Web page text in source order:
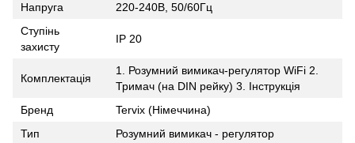
Напруга
220-240В, 50/60Гц
Ступінь
захисту
IP 20
Комплектація
1. Розумний вимикач-регулятор WiFi 2.
Тримач (на DIN рейку) 3. Інструкція
Бренд
Tervix (Німеччина)
Тип
Розумний вимикач - регулятор